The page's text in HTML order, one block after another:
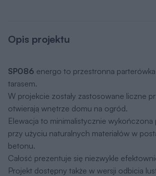
Opis projektu
SP086 energo to przestronna
tarasem.
W projekcie zostały zastosowane liczne
otwierają wnętrze domu na ogród.
Elewacja to minimalistycznie
przy użyciu naturalnych materiałów w
betonu.
Całość prezentuje się niezwykle
Projekt dostępny także w wersji odbicia